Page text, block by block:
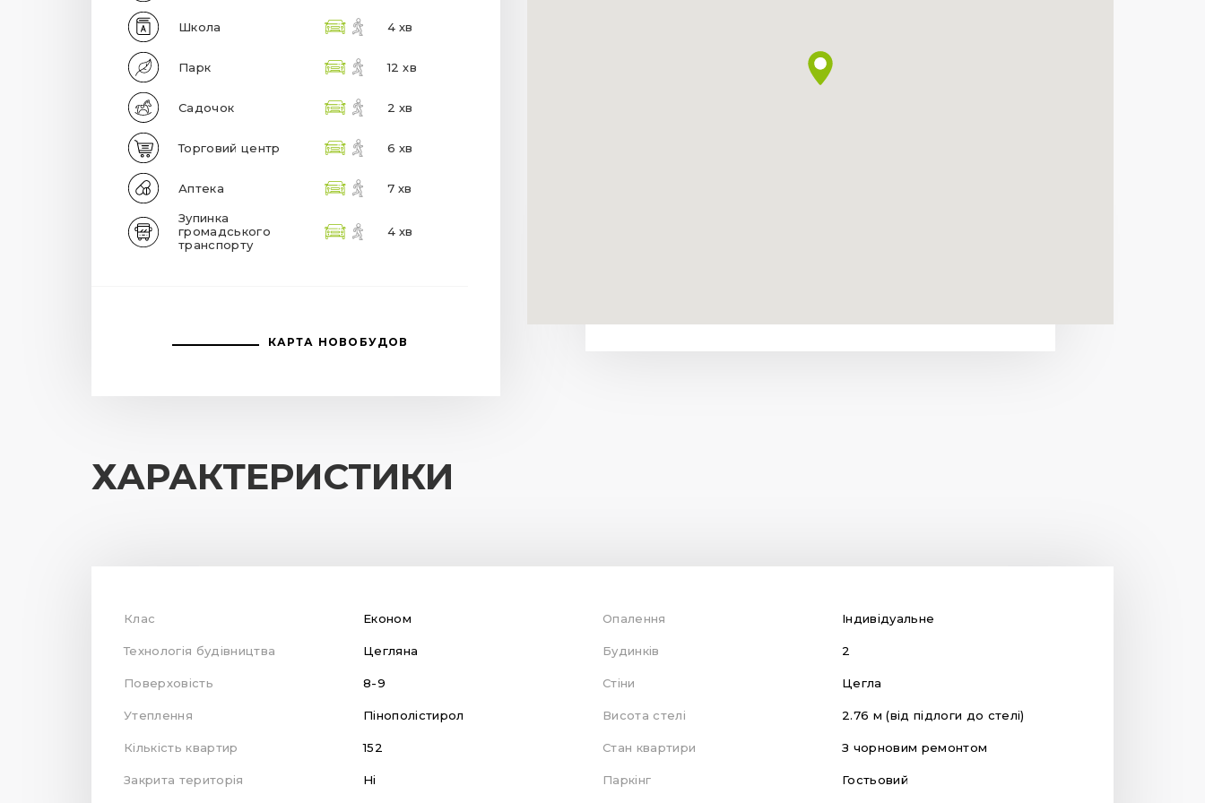
Школа 4 хв
Парк 12 хв
Садочок 2 хв
Торговий центр 6 хв
Аптека 7 хв
Зупинка
громадського
транспорту
4 хв
КАРТА НОВОБУДОВ
ХАРАКТЕРИСТИКИ
Клас Економ Опалення Індивідуальне
Технологія будівництва Цегляна Будинків 2
Поверховість 8-9 Стіни Цегла
Утеплення Пінополістирол Висота стелі 2.76 м (від підлоги до стелі)
Кількість квартир 152 Стан квартири З чорновим ремонтом
Закрита територія Ні Паркінг Гостьовий